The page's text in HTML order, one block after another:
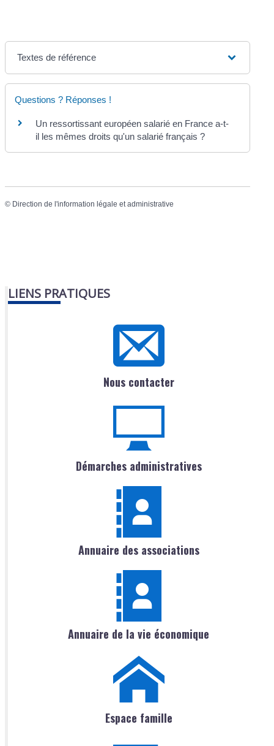
Textes de référence
Questions ? Réponses !
Un ressortissant européen salarié en France a-t-
il les mêmes droits qu'un salarié français ?
© Direction de l'information légale et administrative
LIENS PRATIQUES
Nous contacter
Démarches administratives
Annuaire des associations
Annuaire de la vie économique
Espace famille